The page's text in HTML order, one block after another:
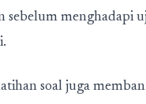
sebelum menghadapi
soal juga